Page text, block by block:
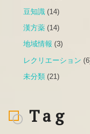
豆知識(14)
漢方薬(14)
地域情報 (3)
レクリエーション
未分類(21)
Tag